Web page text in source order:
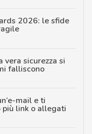
2026: le sfide
vera sicurezza si
falliscono
mail e ti
più link o allegati